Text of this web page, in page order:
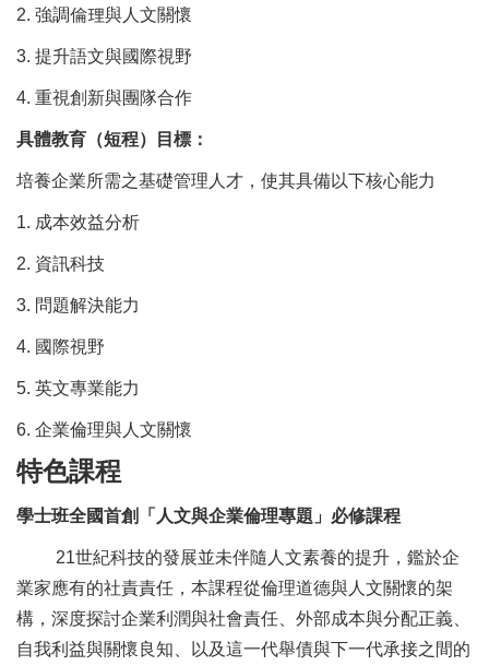
2. 強調倫理與人文關懷
3. 提升語文與國際視野
4. 重視創新與團隊合作
具體教育（短程）目標：
培養企業所需之基礎管理人才，使其具備以下核心能力
1. 成本效益分析
2. 資訊科技
3. 問題解決能力
4. 國際視野
5. 英文專業能力
6. 企業倫理與人文關懷
特色課程
學士班全國首創「人文與企業倫理專題」必修課程
21世紀科技的發展並未伴隨人文素養的提升，鑑於企
業家應有的社責責任，本課程從倫理道德與人文關懷的架
構，深度探討企業利潤與社會責任、外部成本與分配正義、
自我利益與關懷良知、以及這一代舉債與下一代承接之間的